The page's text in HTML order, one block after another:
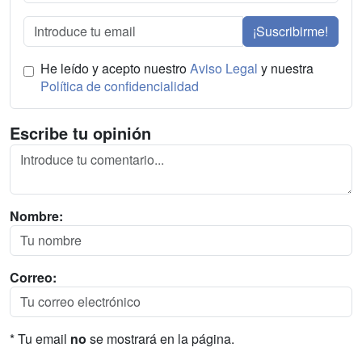
¡Suscribirme!
He leído y acepto nuestroAviso Legal y nuestra
Política de confidencialidad
Escribe tu opinión
Nombre:
Correo:
* Tu email no se mostrará en la página.